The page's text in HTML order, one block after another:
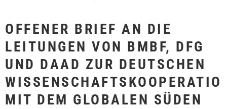
OFFENER BRIEF AN DIE
LEITUNGEN VON BMBF, DFG
UND DAAD ZUR DEUTSCHEN
MIT DEM GLOBALEN SÜDEN